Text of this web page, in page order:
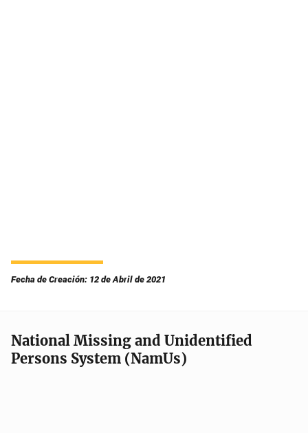
Fecha de Creación: 12 de Abril de 2021
National Missing and Unidentified
Persons System (NamUs)